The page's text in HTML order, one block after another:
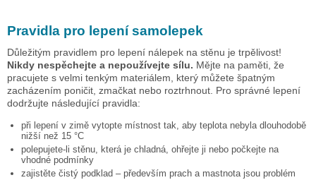
Pravidla pro lepení samolepek
Důležitým pravidlem pro lepení nálepek na stěnu je trpělivost!
Nikdy nespěchejte a nepoužívejte sílu. Mějte na paměti, že
pracujete s velmi tenkým materiálem, který můžete špatným
zacházením poničit, zmačkat nebo roztrhnout. Pro správné lepení
dodržujte následující pravidla:
při lepení v zimě vytopte místnost tak, aby teplota nebyla dlouhodobě
nižší než 15 °C
polepujete-li stěnu, která je chladná, ohřejte ji nebo počkejte na
vhodné podmínky
zajistěte čistý podklad – především prach a mastnota jsou problém